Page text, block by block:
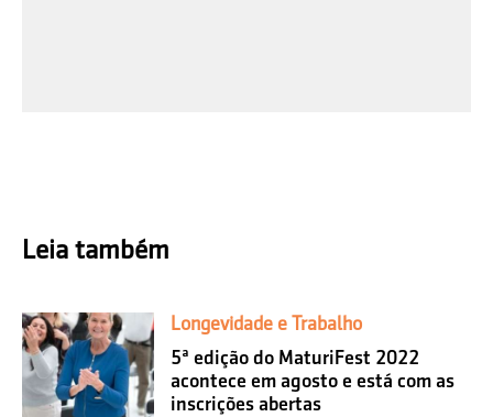
Leia também
Longevidade e Trabalho
5ª edição do MaturiFest 2022
acontece em agosto e está com as
inscrições abertas